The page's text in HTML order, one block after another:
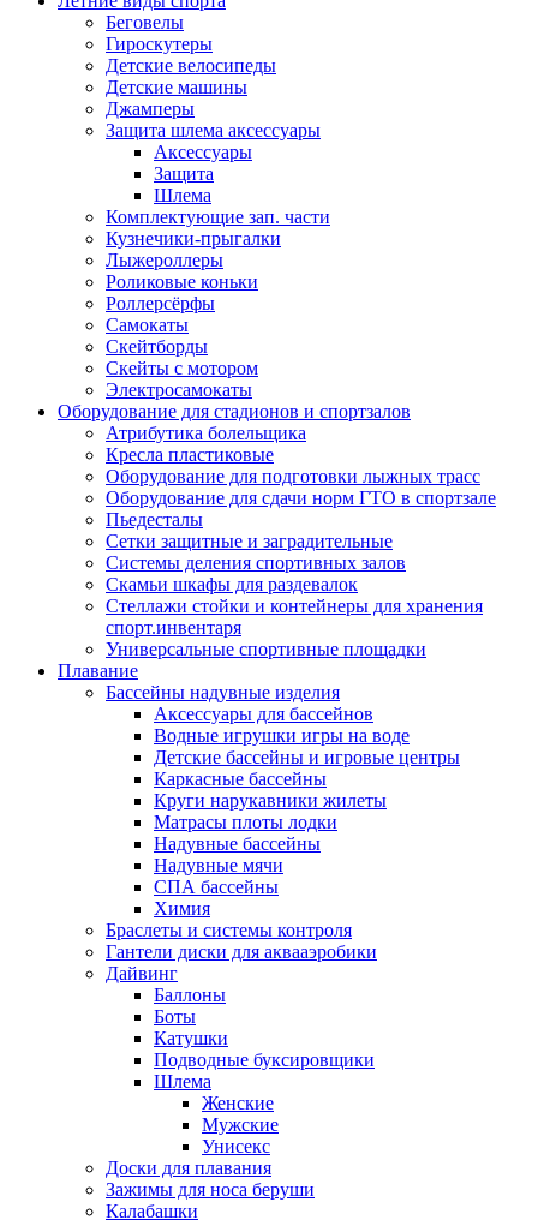
Беговелы
Гироскутеры
Детские велосипеды
Детские машины
Джамперы
Защита шлема аксессуары
Аксессуары
Защита
Шлема
Комплектующие зап. части
Кузнечики-прыгалки
Лыжероллеры
Роликовые коньки
Роллерсёрфы
Самокаты
Скейтборды
Скейты с мотором
Электросамокаты
Оборудование для стадионов и спортзалов
Атрибутика болельщика
Кресла пластиковые
Оборудование для подготовки лыжных трасс
Оборудование для сдачи норм ГТО в спортзале
Пьедесталы
Сетки защитные и заградительные
Системы деления спортивных залов
Скамьи шкафы для раздевалок
Стеллажи стойки и контейнеры для хранения
спорт.инвентаря
Универсальные спортивные площадки
Плавание
Бассейны надувные изделия
Аксессуары для бассейнов
Водные игрушки игры на воде
Детские бассейны и игровые центры
Каркасные бассейны
Круги нарукавники жилеты
Матрасы плоты лодки
Надувные бассейны
Надувные мячи
СПА бассейны
Химия
Браслеты и системы контроля
Гантели диски для аквааэробики
Дайвинг
Баллоны
Боты
Катушки
Подводные буксировщики
Шлема
Женские
Мужские
Унисекс
Доски для плавания
Зажимы для носа беруши
Калабашки